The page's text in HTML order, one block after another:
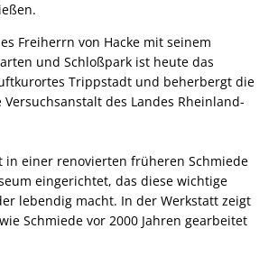
Freiherrn von Hacke mit seinem
und Schloßpark ist heute das
Trippstadt und beherbergt die
des Landes Rheinland-
in einer renovierten früheren Schmiede
eingerichtet, das diese wichtige
lebendig macht. In der Werkstatt zeigt
Schmiede vor 2000 Jahren gearbeitet